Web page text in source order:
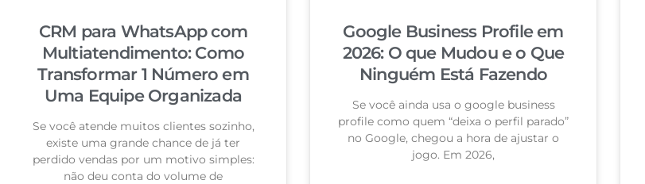
CRM para WhatsApp com
Multiatendimento: Como
Transformar 1 Número em
Uma Equipe Organizada
Se você atende muitos clientes sozinho,
existe uma grande chance de já ter
perdido vendas por um motivo simples:
não deu conta do volume de
Google Business Profile em
2026: O que Mudou e o Que
Ninguém Está Fazendo
Se você ainda usa o google business
profile como quem “deixa o perfil parado”
no Google, chegou a hora de ajustar o
jogo. Em 2026,